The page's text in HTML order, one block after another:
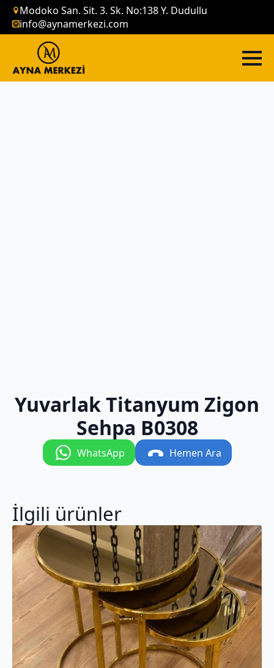
Modoko San. Sit. 3. Sk. No:138 Y. Dudullu
info@aynamerkezi.com
Yuvarlak Titanyum Zigon
Sehpa B0308
WhatsApp Hemen Ara
İlgili ürünler